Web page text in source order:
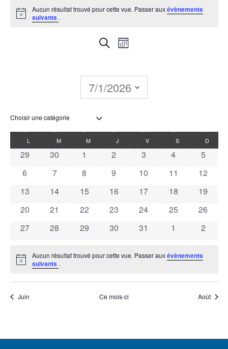
Notice
Aucun résultat trouvé pour cette vue. Passer auxévènements
suivants .
Recherche
navigation
vues
Évènements
RechercheNavigation
vues
Évènement
Mois
7/1/2026
Sélectionnez
une
date.Calendrier
de
Évènements
L M M J V S D
0 évènements
29 0 évènements
30 0 évènements
1 0 évènements
2 0 évènements
3 0 évènements
4 0
5
0 évènements
6 0 évènements
7 0 évènements
8 0 évènements
9 0 évènements
10 0 évènements
11 0
12
0 évènements
13 0 évènements
14 0 évènements
15 0 évènements
16 0 évènements
17 0 évènements
18 0
19
0 évènements
20 0 évènements
21 0 évènements
22 0 évènements
23 0 évènements
24 0 évènements
25 0
26
0 évènements
27 0 évènements
28 0 évènements
29 0 évènements
30 0 évènements
31 0 évènements
1 0
2
Notice
Aucun résultat trouvé pour cette vue. Passer auxévènements
suivants .
Juin Ce mois-ci Août